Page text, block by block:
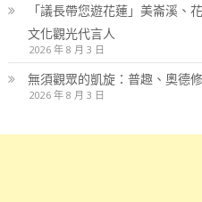
「議長帶您遊花蓮」美崙溪、
文化觀光代言人
2026 年 8 月 3 日
無須觀眾的凱旋：普趣、奧德
2026 年 8 月 3 日